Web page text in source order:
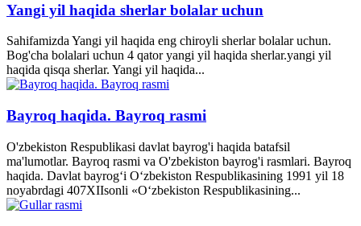
Yangi yil haqida sherlar bolalar uchun
Sahifamizda Yangi yil haqida eng chiroyli sherlar bolalar uchun.
Bog'cha bolalari uchun 4 qator yangi yil haqida sherlar.yangi yil
haqida qisqa sherlar. Yangi yil haqida...
Bayroq haqida. Bayroq rasmi
O'zbekiston Respublikasi davlat bayrog'i haqida batafsil
ma'lumotlar. Bayroq rasmi va O'zbekiston bayrog'i rasmlari. Bayroq
haqida. Davlat bayrog‘i O‘zbekiston Respublikasining 1991 yil 18
noyabrdagi 407­XII­sonli «O‘zbekiston Respublikasining...